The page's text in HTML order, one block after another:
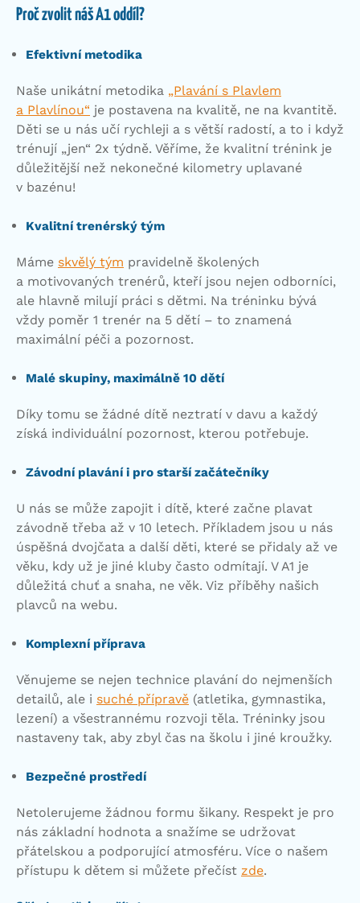
Proč zvolit náš A1 oddíl?
Efektivní metodika
Naše unikátní metodika „Plavání s Plavlem
a Plavlínou“ je postavena na kvalitě, ne na kvantitě.
Děti se u nás učí rychleji a s větší radostí, a to i když
trénují „jen“ 2x týdně. Věříme, že kvalitní trénink je
důležitější než nekonečné kilometry uplavané
v bazénu!
Kvalitní trenérský tým
Máme skvělý tým pravidelně školených
a motivovaných trenérů, kteří jsou nejen odborníci,
ale hlavně milují práci s dětmi. Na tréninku bývá
vždy poměr 1 trenér na 5 dětí – to znamená
maximální péči a pozornost.
Malé skupiny, maximálně 10 dětí
Díky tomu se žádné dítě neztratí v davu a každý
získá individuální pozornost, kterou potřebuje.
Závodní plavání i pro starší začátečníky
U nás se může zapojit i dítě, které začne plavat
závodně třeba až v 10 letech. Příkladem jsou u nás
úspěšná dvojčata a další děti, které se přidaly až ve
věku, kdy už je jiné kluby často odmítají. V A1 je
důležitá chuť a snaha, ne věk. Viz příběhy našich
plavců na webu.
Komplexní příprava
Věnujeme se nejen technice plavání do nejmenších
detailů, ale i suché přípravě (atletika, gymnastika,
lezení) a všestrannému rozvoji těla. Tréninky jsou
nastaveny tak, aby zbyl čas na školu i jiné kroužky.
Bezpečné prostředí
Netolerujeme žádnou formu šikany. Respekt je pro
nás základní hodnota a snažíme se udržovat
přátelskou a podporující atmosféru. Více o našem
přístupu k dětem si můžete přečíst zde.